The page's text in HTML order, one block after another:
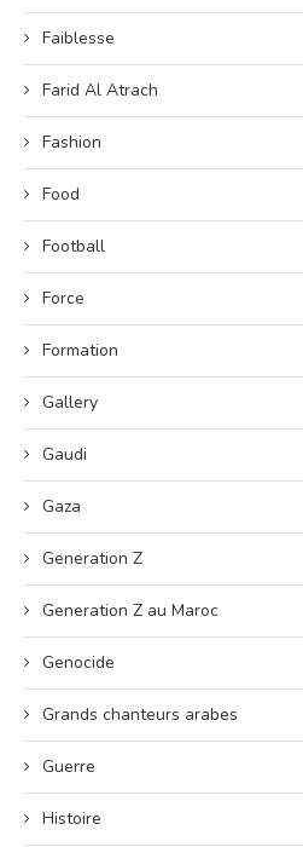
Faiblesse
Farid Al Atrach
Fashion
Food
Football
Force
Formation
Gallery
Gaudi
Gaza
Generation Z
Generation Z au Maroc
Genocide
Grands chanteurs arabes
Guerre
Histoire